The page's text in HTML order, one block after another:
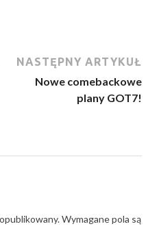
NASTĘPNY ARTYKUŁ
Nowe comebackowe
plany GOT7!
Wymagane pola są